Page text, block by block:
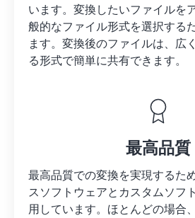
います。変換したいファイルを
般的なファイル形式を選択する
ます。変換後のファイルは、広
る形式で簡単に共有できます。
最高品質
最高品質での変換を実現するた
スソフトウェアとカスタムソフ
用しています。ほとんどの場合